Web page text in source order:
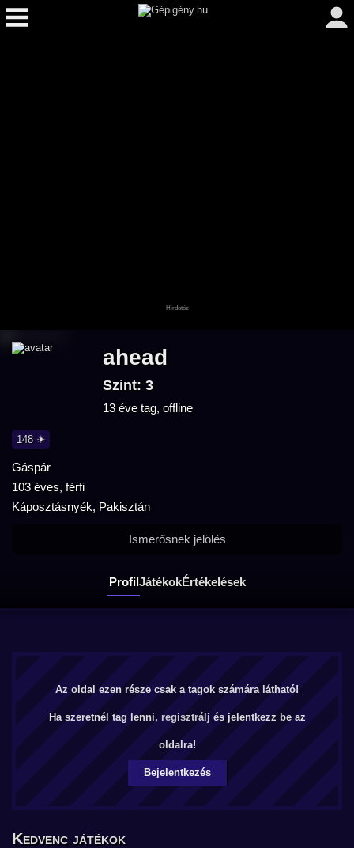
ahead
Szint: 3
13 éve tag, offline
148 ☀
Gáspár
103 éves, férfi
Káposztásnyék, Pakisztán
ProfilJátékokÉrtékelések
Ismerősnek jelölés
Az oldal ezen része csak a tagok számára látható!
Ha szeretnél tag lenni, regisztrálj és jelentkezz be az
oldalra!
Bejelentkezés
Kedvenc játékok